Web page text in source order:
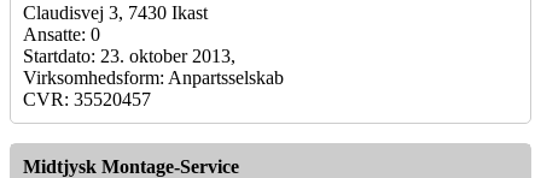
Claudisvej 3, 7430 Ikast
Ansatte: 0
Startdato: 23. oktober 2013,
Virksomhedsform: Anpartsselskab
CVR: 35520457
Midtjysk Montage-Service